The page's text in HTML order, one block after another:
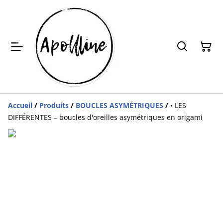
Accueil / Produits / BOUCLES ASYMÉTRIQUES / • LES
DIFFÉRENTES – boucles d'oreilles asymétriques en origami